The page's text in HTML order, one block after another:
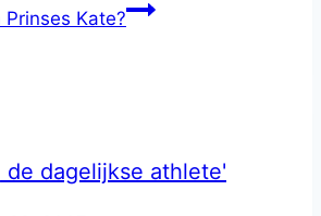
Prinses Kate?
de dagelijkse athlete'